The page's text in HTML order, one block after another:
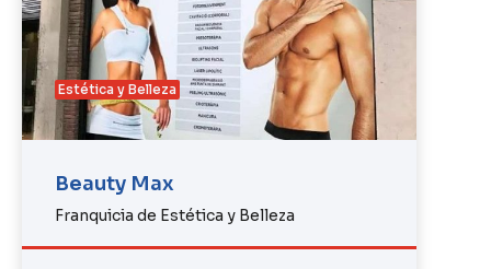
Estética y Belleza
Beauty Max
Franquicia de Estética y Belleza